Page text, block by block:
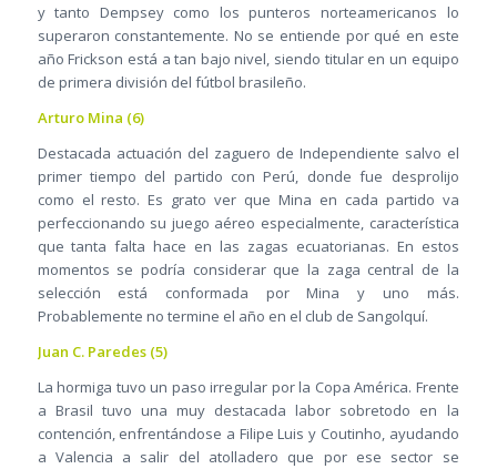
y tanto Dempsey como los punteros norteamericanos lo
superaron constantemente. No se entiende por qué en este
año Frickson está a tan bajo nivel, siendo titular en un equipo
de primera división del fútbol brasileño.
Arturo Mina (6)
Destacada actuación del zaguero de Independiente salvo el
primer tiempo del partido con Perú, donde fue desprolijo
como el resto. Es grato ver que Mina en cada partido va
perfeccionando su juego aéreo especialmente, característica
que tanta falta hace en las zagas ecuatorianas. En estos
momentos se podría considerar que la zaga central de la
selección está conformada por Mina y uno más.
Probablemente no termine el año en el club de Sangolquí.
Juan C. Paredes (5)
La hormiga tuvo un paso irregular por la Copa América. Frente
a Brasil tuvo una muy destacada labor sobretodo en la
contención, enfrentándose a Filipe Luis y Coutinho, ayudando
a Valencia a salir del atolladero que por ese sector se